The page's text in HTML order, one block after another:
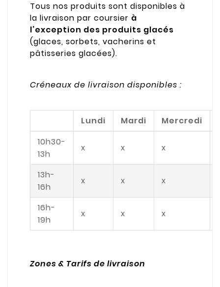
Tous nos produits sont disponibles à
la livraison par coursier à
l’exception des produits glacés
(glaces, sorbets, vacherins et
pâtisseries glacées).
Créneaux de livraison disponibles :
Lundi Mardi Mercredi
10h30-
13h
x x x
13h-
16h
x x x
16h-
19h
x x x
Zones & Tarifs de livraison